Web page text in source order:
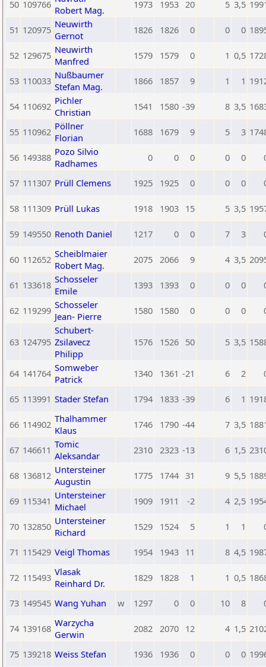
50 109766 Robert Mag.
1973 1953 20 5 3,5
51 120975 Neuwirth
Gernot
1826 1826 0 0 0
52 129675 Neuwirth
Manfred
1579 1579 0 1 0,5
53 110033 Nußbaumer
Stefan Mag.
1866 1857 9 1 1
54 110692 Pichler
Christian
1541 1580 -39 8 3,5
55 110962 Pöllner
Florian
1688 1679 9 5 3
56 149388 Pozo Silvio
Radhames
0 0 0 0 0
57 111307 Prüll Clemens 1925 1925 0 0 0
58 111309 Prüll Lukas 1918 1903 15 5 3,5
59 149550 Renoth Daniel 1217 0 0 7 3
60 112652 Scheiblmaier
Robert Mag.
2075 2066 9 4 3,5
61 133618 Schosseler
Emile
1393 1393 0 0 0
62 119299 Schosseler
Jean- Pierre
1580 1580 0 0 0
63 124795
Schubert-
Zsilavecz
Philipp
1576 1526 50 5 3,5
64 141764 Somweber
Patrick
1340 1361 -21 6 2
65 113991 Stader Stefan 1794 1833 -39 6 1
66 114902 Thalhammer
Klaus
1746 1790 -44 7 3,5
67 146611 Tomic
Aleksandar
2310 2323 -13 6 1,5
68 136812 Untersteiner
Augustin
1775 1744 31 9 5,5
69 115341 Untersteiner
Michael
1909 1911 -2 4 2,5
70 132850 Untersteiner
Richard
1529 1524 5 1 1
71 115429 Veigl Thomas 1954 1943 11 8 4,5
72 115493 Vlasak
Reinhard Dr.
1829 1828 1 1 0,5
73 149545 Wang Yuhan w 1297 0 0 10 8
74 139168 Warzycha
Gerwin
2082 2070 12 4 1,5
75 139218 Weiss Stefan 1936 1936 0 0 0